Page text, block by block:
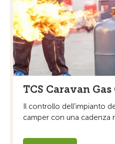
TCS Caravan
Il controllo dell'impianto
camper con una cadenza